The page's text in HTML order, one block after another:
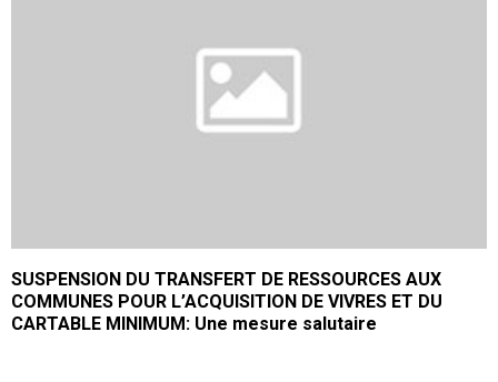
SUSPENSION DU TRANSFERT DE RESSOURCES AUX
COMMUNES POUR L’ACQUISITION DE VIVRES ET DU
CARTABLE MINIMUM: Une mesure salutaire